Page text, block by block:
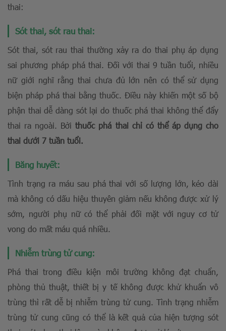
thai:
Sót thai, sót rau thai:
Sót thai, sót rau thai thường xảy ra do thai phụ áp dụng
sai phương pháp phá thai. Đối với thai 9 tuần tuổi, nhiều
nữ giới nghĩ rằng thai chưa đủ lớn nên có thể sử dụng
biện pháp phá thai bằng thuốc. Điều này khiến một số bộ
phận thai dễ dàng sót lại do thuốc phá thai không thể đẩy
thai ra ngoài. Bởithuốc phá thai chỉ có thể áp dụng cho
thai dưới 7 tuần tuổi.
Băng huyết:
Tình trạng ra máu sau phá thai với số lượng lớn, kéo dài
mà không có dấu hiệu thuyên giảm nếu không được xử lý
sớm, người phụ nữ có thể phải đối mặt với nguy cơ tử
vong do mất máu quá nhiều.
Nhiễm trùng tử cung:
Phá thai trong điều kiện môi trường không đạt chuẩn,
phòng thủ thuật, thiết bị y tế không được khử khuẩn vô
trùng thì rất dễ bị nhiễm trùng tử cung. Tình trạng nhiễm
trùng tử cung cũng có thể là kết quả của hiện tượng sót